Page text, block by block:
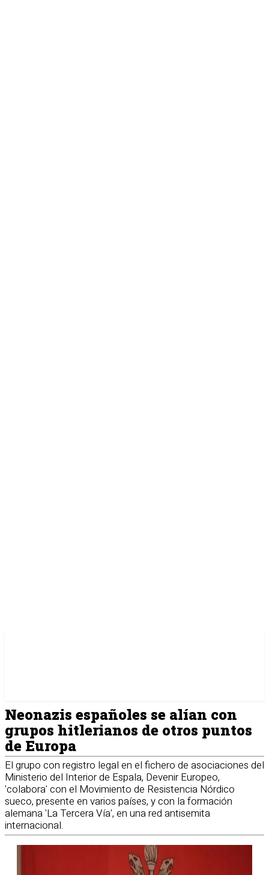
Neonazis españoles se alían con
grupos hitlerianos de otros puntos
de Europa
El grupo con registro legal en el fichero de asociaciones del
Ministerio del Interior de Espala, Devenir Europeo,
'colabora' con el Movimiento de Resistencia Nórdico
sueco, presente en varios países, y con la formación
alemana 'La Tercera Vía', en una red antisemita
internacional.